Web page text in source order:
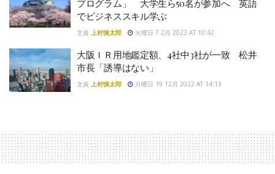
プログラム」 大学生ら50名が参加へ 英語
でビジネススキル学ぶ
文責 上村慎太郎 火曜日 7 2月 2023 AT 10:42
大阪ＩＲ用地鑑定額、4社中3社が一致 松井
市長「誘導はない」
文責 上村慎太郎 月曜日 19 12月 2022 AT 14:13